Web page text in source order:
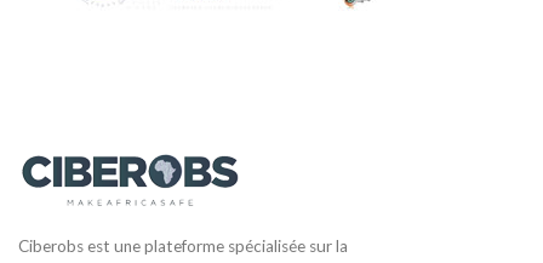
Ciberobs est une plateforme spécialisée sur la